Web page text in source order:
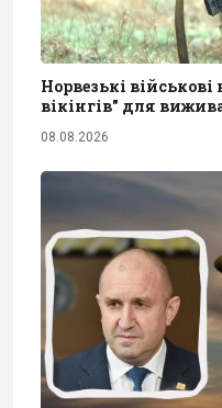
Норвезькі
вікінгів" для
08.08.2026